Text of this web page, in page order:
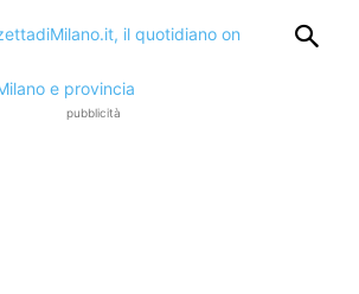
pubblicità